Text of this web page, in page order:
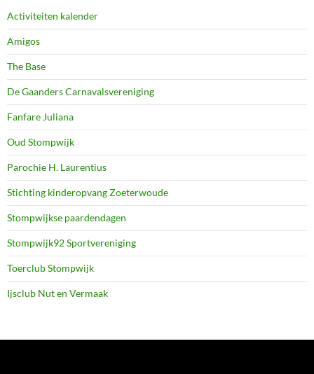
Activiteiten kalender
Amigos
The Base
De Gaanders Carnavalsvereniging
Fanfare Juliana
Oud Stompwijk
Parochie H. Laurentius
Stichting kinderopvang Zoeterwoude
Stompwijkse paardendagen
Stompwijk92 Sportvereniging
Toerclub Stompwijk
Ijsclub Nut en Vermaak